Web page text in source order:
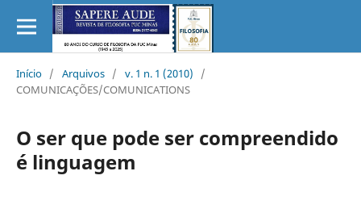
Início / Arquivos / v. 1 n. 1 (2010)
/
COMUNICAÇÕES/COMUNICATIONS
O ser que pode ser compreendido
é linguagem